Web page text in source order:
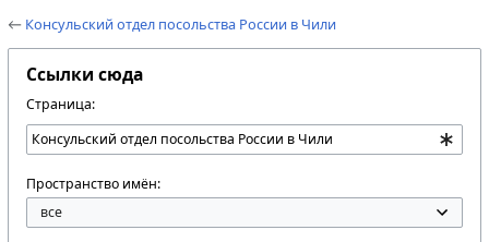
← Консульский отдел посольства России в Чили
Ссылки сюда
Страница:
Пространство имён: